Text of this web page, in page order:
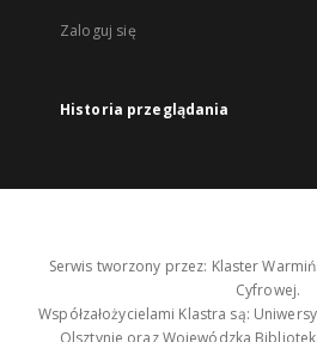
Zaloguj się
Historia przeglądania
Serwis tworzony przez: Klaster
Cyfrowej.
Współzałożycielami Klastra są:
Olsztynie oraz Wojewódzka